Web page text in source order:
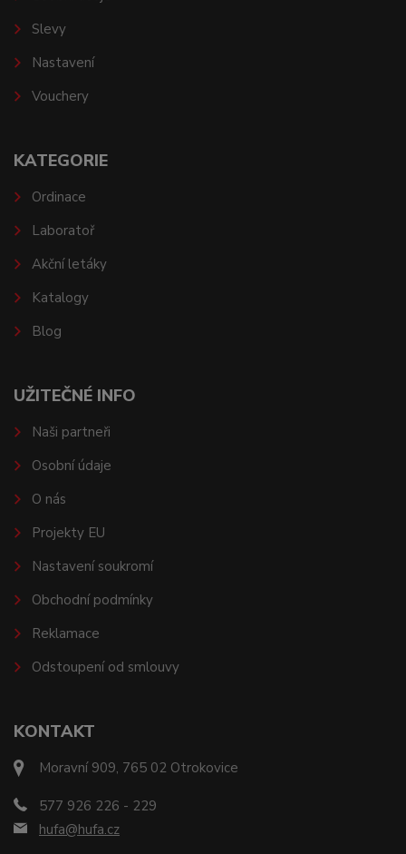
KONTAKT
Moravní 909, 765 02 Otrokovice
577 926 226 - 229
hufa@hufa.cz
Slevy
Nastavení
Vouchery
KATEGORIE
Ordinace
Laboratoř
Akční letáky
Katalogy
Blog
UŽITEČNÉ INFO
Naši partneři
Osobní údaje
O nás
Projekty EU
Nastavení soukromí
Obchodní podmínky
Reklamace
Odstoupení od smlouvy